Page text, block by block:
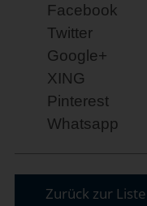
Facebook
Twitter
Google+
XING
Pinterest
Whatsapp
Zurück zur Liste